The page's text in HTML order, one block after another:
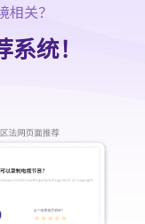
关？
统！